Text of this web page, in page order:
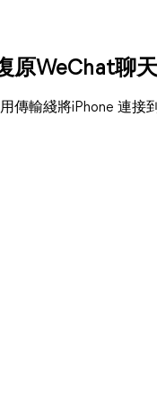
原WeChat聊
傳輸綫將iPhone 連接